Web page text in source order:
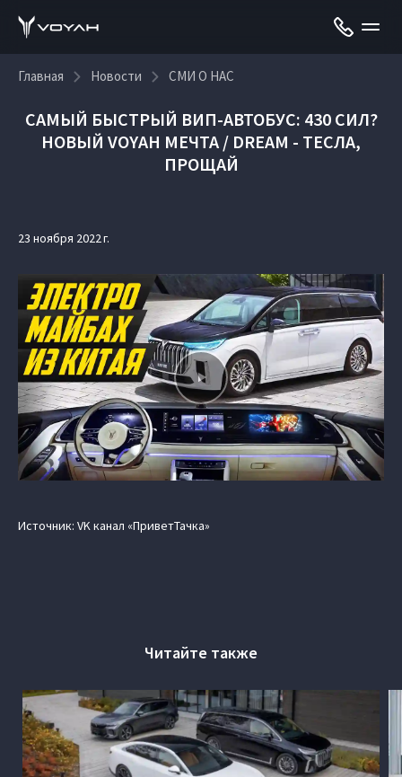
Главная Новости СМИ О НАС
САМЫЙ БЫСТРЫЙ ВИП-АВТОБУС: 430 СИЛ?
НОВЫЙ VOYAH МЕЧТА / DREAM - ТЕСЛА,
ПРОЩАЙ
23 ноября 2022 г.
Источник: VK канал «ПриветТачка»
Читайте также